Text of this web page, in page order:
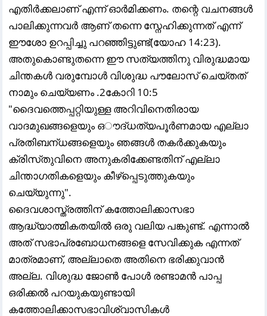
എതിർക്കലാണ് എന്ന് ഓർമിക്കണം. തന്റെ വചനങ്ങൾ
പാലിക്കുന്നവർ ആണ് തന്നെ സ്നേഹിക്കുന്നത് എന്ന്
ഈശോ ഉറപ്പിച്ചു പറഞ്ഞിട്ടുണ്ട്(യോഹ 14:23).
അതുകൊണ്ടുതന്നെ ഈ സത്യത്തിനു വിരുദ്ധമായ
ചിന്തകൾ വരുമ്പോൾ വിശുദ്ധ പൗലോസ് ചെയ്തത്
നാമും ചെയ്യണം .2കോറി 10:5
"ദൈവത്തെപ്പറ്റിയുള്ള അറിവിനെതിരായ
വാദമുഖങ്ങളെയും ഒൗദ്‌ധത്യപൂര്‍ണമായ എല്ലാ
പ്രതിബന്‌ധങ്ങളെയും ഞങ്ങള്‍ തകര്‍ക്കുകയും
ക്രിസ്‌തുവിനെ അനുകരിക്കേണ്ടതിന്‌ എല്ലാ
ചിന്താഗതികളെയും കീഴ്‌പ്പെടുത്തുകയും
ചെയ്യുന്നു".
ദൈവശാസ്ത്രത്തിന് കത്തോലിക്കാസഭാ
ആദ്ധ്യാത്മികതയിൽ ഒരു വലിയ പങ്കുണ്ട്. എന്നാൽ
അത് സഭാപ്രബോധനങ്ങളെ സേവിക്കുക എന്നത്
മാത്രമാണ്, അല്ലാതെ അതിനെ ഭരിക്കുവാൻ
അല്ല. വിശുദ്ധ ജോൺ പോൾ രണ്ടാമൻ പാപ്പ
ഒരിക്കൽ പറയുകയുണ്ടായി
കത്തോലിക്കാസഭാവിശ്വാസികൾ